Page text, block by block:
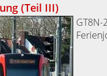
(Teil III)